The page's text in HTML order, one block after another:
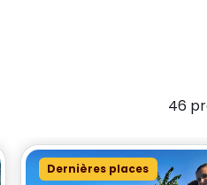
46
Dernières places